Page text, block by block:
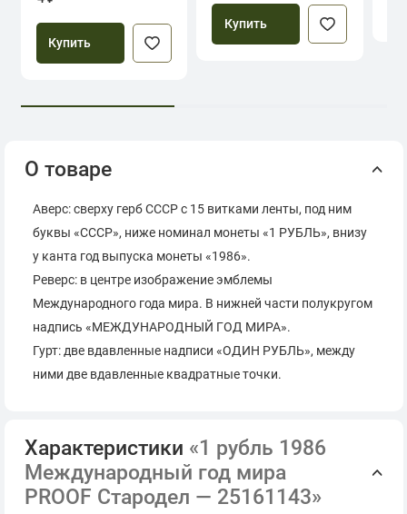
Купить
Купить
О товаре
Аверс: сверху герб СССР с 15 витками ленты, под ним
буквы «СССР», ниже номинал монеты «1 РУБЛЬ», внизу
у канта год выпуска монеты «1986».
Реверс: в центре изображение эмблемы
Международного года мира. В нижней части полукругом
надпись «МЕЖДУНАРОДНЫЙ ГОД МИРА».
Гурт: две вдавленные надписи «ОДИН РУБЛЬ», между
ними две вдавленные квадратные точки.
Характеристики «1 рубль 1986
Международный год мира
PROOF Стародел — 25161143»